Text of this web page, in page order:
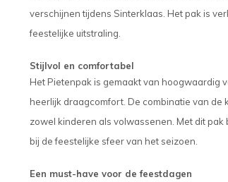
verschijnen tijdens Sinterklaas. Het pak is
feestelijke uitstraling.
Stijlvol en comfortabel
Het Pietenpak is gemaakt van hoogwaardig
heerlijk draagcomfort. De combinatie van
zowel kinderen als volwassenen. Met dit
bij de feestelijke sfeer van het seizoen.
Een must-have voor de feestdagen